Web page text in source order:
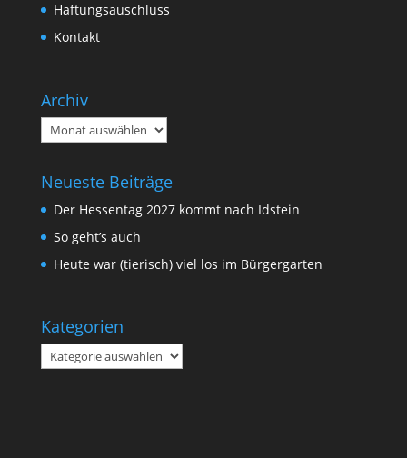
Haftungsauschluss
Kontakt
Archiv
Archiv
Neueste Beiträge
Der Hessentag 2027 kommt nach Idstein
So geht’s auch
Heute war (tierisch) viel los im Bürgergarten
Kategorien
Kategorien